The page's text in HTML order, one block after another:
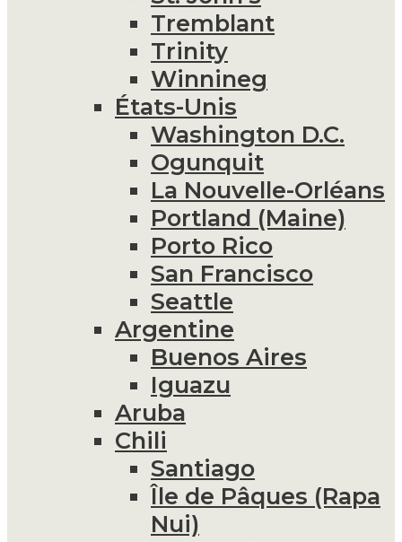
Tremblant
Trinity
Winnineg
États-Unis
Washington D.C.
Ogunquit
La Nouvelle-Orléans
Portland (Maine)
Porto Rico
San Francisco
Seattle
Argentine
Buenos Aires
Iguazu
Aruba
Chili
Santiago
Île de Pâques (Rapa
Nui)